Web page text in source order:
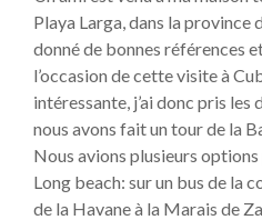
Playa Larga, dans la province
donné de bonnes références
l’occasion de cette visite à
intéressante, j’ai donc pris
nous avons fait un tour de la
Nous avions plusieurs options
Long beach: sur un bus de la
de la Havane à la Marais de